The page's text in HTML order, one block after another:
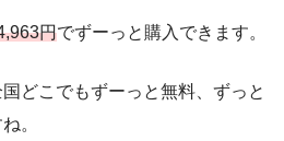
円でずーっと購入できます。
どこでもずーっと無料、ずっと
。